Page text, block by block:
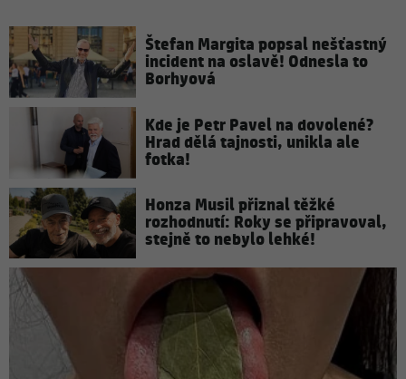
Štefan Margita popsal nešťastný
incident na oslavě! Odnesla to
Borhyová
Kde je Petr Pavel na dovolené?
Hrad dělá tajnosti, unikla ale
fotka!
Honza Musil přiznal těžké
rozhodnutí: Roky se připravoval,
stejně to nebylo lehké!